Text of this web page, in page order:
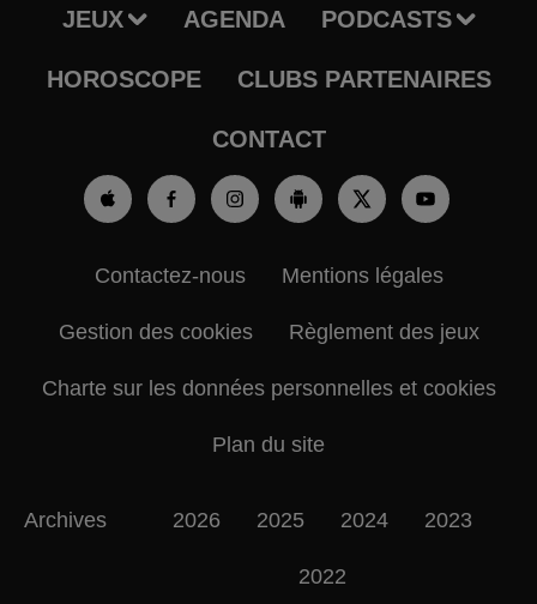
JEUX AGENDA PODCASTS
HOROSCOPE CLUBS PARTENAIRES
CONTACT
Contactez-nous Mentions légales
Gestion des cookies Règlement des jeux
Charte sur les données personnelles et cookies
Plan du site
Archives 2026 2025 2024 2023
2022